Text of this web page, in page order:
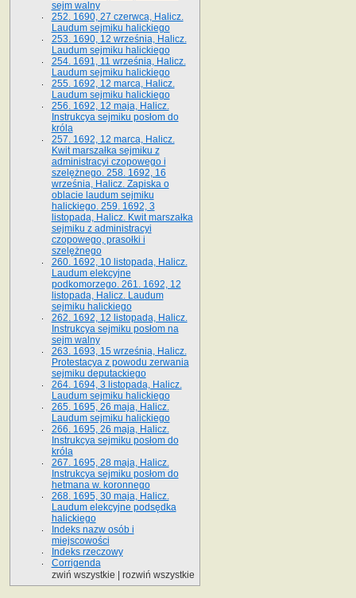
sejm walny
252. 1690, 27 czerwca, Halicz.
Laudum sejmiku halickiego
253. 1690, 12 września, Halicz.
Laudum sejmiku halickiego
254. 1691, 11 września, Halicz.
Laudum sejmiku halickiego
255. 1692, 12 marca, Halicz.
Laudum sejmiku halickiego
256. 1692, 12 maja, Halicz.
Instrukcya sejmiku posłom do
króla
257. 1692, 12 marca, Halicz.
Kwit marszałka sejmiku z
administracyi czopowego i
szelężnego. 258. 1692, 16
września, Halicz. Zapiska o
oblacie laudum sejmiku
halickiego. 259. 1692, 3
listopada, Halicz. Kwit marszałka
sejmiku z administracyi
czopowego, prasołki i
szelężnego
260. 1692, 10 listopada, Halicz.
Laudum elekcyjne
podkomorzego. 261. 1692, 12
listopada, Halicz. Laudum
sejmiku halickiego
262. 1692, 12 listopada, Halicz.
Instrukcya sejmiku posłom na
sejm walny
263. 1693, 15 września, Halicz.
Protestacya z powodu zerwania
sejmiku deputackiego
264. 1694, 3 listopada, Halicz.
Laudum sejmiku halickiego
265. 1695, 26 maja, Halicz.
Laudum sejmiku halickiego
266. 1695, 26 maja, Halicz.
Instrukcya sejmiku posłom do
króla
267. 1695, 28 maja, Halicz.
Instrukcya sejmiku posłom do
hetmana w. koronnego
268. 1695, 30 maja, Halicz.
Laudum elekcyjne podsędka
halickiego
Indeks nazw osób i
miejscowości
Indeks rzeczowy
Corrigenda
zwiń wszystkie
rozwiń wszystkie